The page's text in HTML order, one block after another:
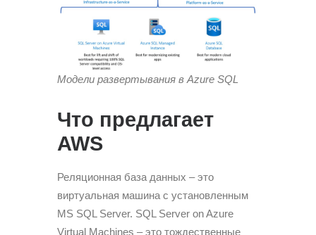
Модели развертывания в Azure SQL
Что предлагает
AWS
Реляционная база данных – это
виртуальная машина с установленным
MS SQL Server. SQL Server on Azure
Virtual Machines – это тождественные